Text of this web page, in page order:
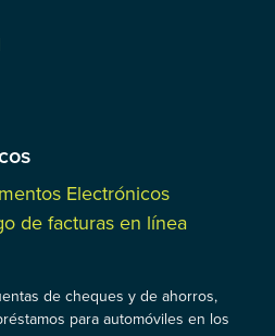
Electrónicos
de facturas en línea
de cheques y de ahorros,
para automóviles en los